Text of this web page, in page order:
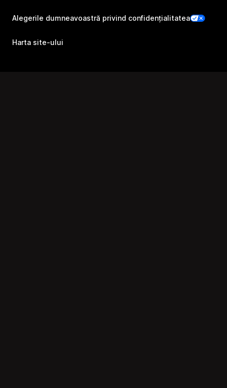
Alegerile dumneavoastră privind confidențialitatea
Harta site-ului